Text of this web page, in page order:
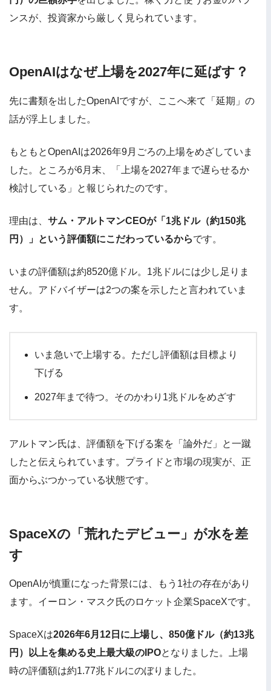
ンスが、投資家から厳しく見られています。
OpenAIはなぜ上場を2027年に延ばす？
先に書類を出したOpenAIですが、ここへ来て「延期」の
話が浮上しました。
もともとOpenAIは2026年9月ごろの上場をめざしていま
した。ところが6月末、「上場を2027年まで遅らせるか
検討している」と報じられたのです。
理由は、 サム・アルトマンCEOが「1兆ドル（約150兆
円）」という評価額にこだわっているからです。
いまの評価額は約8520億ドル。1兆ドルには少し足りま
せん。アドバイザーは2つの案を示したと言われていま
す。
いま急いで上場する。ただし評価額は目標より
下げる
2027年まで待つ。そのかわり1兆ドルをめざす
アルトマン氏は、評価額を下げる案を「論外だ」と一蹴
したと伝えられています。プライドと市場の現実が、正
面からぶつかっている状態です。
SpaceXの「荒れたデビュー」が水を差
す
OpenAIが慎重になった背景には、もう1社の存在があり
ます。イーロン・マスク氏のロケット企業SpaceXです。
SpaceXは2026年6月12日に上場し、850億ドル（約13兆
円）以上を集める史上最大級のIPOとなりました。上場
時の評価額は約1.77兆ドルにのぼりました。